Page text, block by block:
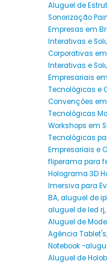
Aluguel de
Sonorização
Empresas em
Interativas e
Corporativas
Interativas e
Empresariais
Tecnológicas e
Convenções em
Tecnológicas
Workshops em
Tecnológicas
Empresariais e
fliperama para
Holograma 3D
Imersiva para
BA,aluguel de
aluguel de led rj,
Aluguel de
Agência Tablet's,
Notebook -
Aluguel de